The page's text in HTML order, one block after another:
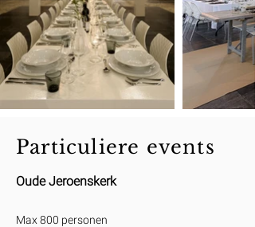
Particuliere events
Oude Jeroenskerk
Max 800 personen